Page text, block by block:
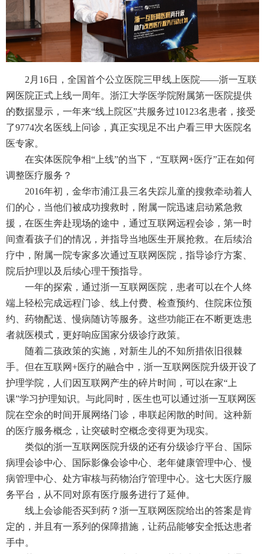
2月16日，全国首个公立医院三甲线上医院——浙一互联
网医院正式上线一周年。浙江大学医学院附属第一医院提供
的数据显示，一年来“线上院区”共服务过10123名患者，接受
了9774次名医线上问诊，真正实现足不出户看三甲大医院名
医专家。
在实体医院争相“上线”的当下，“互联网+医疗”正在如何
调整医疗服务？
2016年初，金华市浦江县三名失踪儿童的搜救牵动着人
们的心，当他们被成功搜救时，附属一院迅速启动紧急救
援，在医生奔赴现场的途中，通过互联网远程会诊，第一时
间查看孩子们的情况，并指导当地医生开展抢救。在后续治
疗中，附属一院专家多次通过互联网医院，指导诊疗方案、
院后护理以及后续心理干预指导。
一年的探索，通过浙一互联网医院，患者可以在个人终
端上轻松完成远程门诊、线上付费、检查预约、住院床位预
约、药物配送、慢病随访等服务。这些功能正在不断更迭患
者就医模式，更好响应国家分级诊疗政策。
随着二孩政策的实施，对新生儿的不知所措依旧很棘
手。但在互联网+医疗的融合中，浙一互联网医院升级开设了
护理学院，人们因互联网产生的碎片时间，可以在家“上
课”学习护理知识。与此同时，医生也可以通过浙一互联网医
院在空余的时间开展网络门诊，串联起闲散的时间。这种新
的医疗服务概念，让突破时空概念变得更为现实。
类似的浙一互联网医院升级的还有分级诊疗平台、国际
病理会诊中心、国际影像会诊中心、老年健康管理中心、慢
病管理中心、处方审核与药物治疗管理中心。这七大医疗服
务平台，从不同对原有医疗服务进行了延伸。
线上会诊能否买到药？浙一互联网医院给出的答案是肯
定的，并且有一系列的保障措施，让药品能够安全抵达患者
手中。